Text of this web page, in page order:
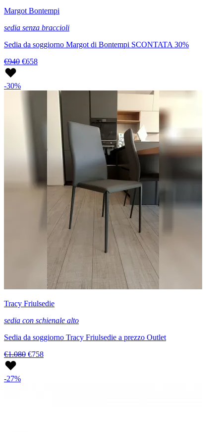
Margot Bontempi
sedia senza braccioli
Sedia da soggiorno Margot di Bontempi SCONTATA 30%
€940 €658
-30%
Tracy Friulsedie
sedia con schienale alto
Sedia da soggiorno Tracy Friulsedie a prezzo Outlet
€1.080 €758
-27%